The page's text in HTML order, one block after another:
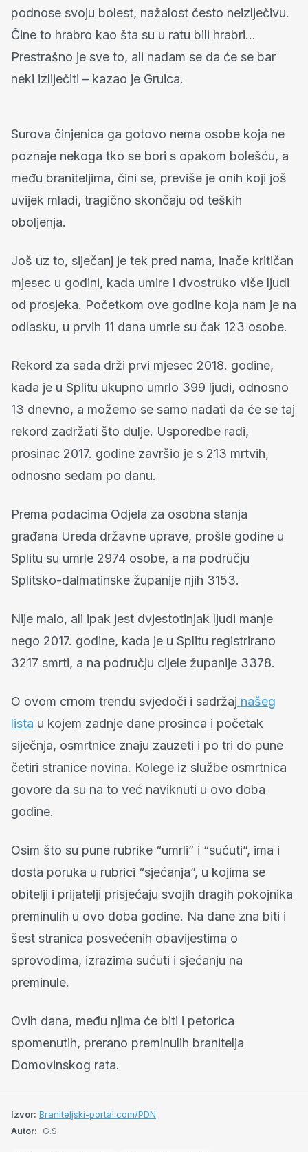
podnose svoju bolest, nažalost često neizlječivu.
Čine to hrabro kao šta su u ratu bili hrabri…
Prestrašno je sve to, ali nadam se da će se bar
neki izliječiti – kazao je Gruica.
Surova činjenica ga gotovo nema osobe koja ne
poznaje nekoga tko se bori s opakom bolešću, a
među braniteljima, čini se, previše je onih koji još
uvijek mladi, tragično skončaju od teških
oboljenja.
Još uz to, siječanj je tek pred nama, inače kritičan
mjesec u godini, kada umire i dvostruko više ljudi
od prosjeka. Početkom ove godine koja nam je na
odlasku, u prvih 11 dana umrle su čak 123 osobe.
Rekord za sada drži prvi mjesec 2018. godine,
kada je u Splitu ukupno umrlo 399 ljudi, odnosno
13 dnevno, a možemo se samo nadati da će se taj
rekord zadržati što dulje. Usporedbe radi,
prosinac 2017. godine završio je s 213 mrtvih,
odnosno sedam po danu.
Prema podacima Odjela za osobna stanja
građana Ureda državne uprave, prošle godine u
Splitu su umrle 2974 osobe, a na području
Splitsko-dalmatinske županije njih 3153.
Nije malo, ali ipak jest dvjestotinjak ljudi manje
nego 2017. godine, kada je u Splitu registrirano
3217 smrti, a na području cijele županije 3378.
O ovom crnom trendu svjedoči i sadržaj našeg
lista u kojem zadnje dane prosinca i početak
siječnja, osmrtnice znaju zauzeti i po tri do pune
četiri stranice novina. Kolege iz službe osmrtnica
govore da su na to već naviknuti u ovo doba
godine.
Osim što su pune rubrike “umrli” i “sućuti”, ima i
dosta poruka u rubrici “sjećanja”, u kojima se
obitelji i prijatelji prisjećaju svojih dragih pokojnika
preminulih u ovo doba godine. Na dane zna biti i
šest stranica posvećenih obavijestima o
sprovodima, izrazima sućuti i sjećanju na
preminule.
Ovih dana, među njima će biti i petorica
spomenutih, prerano preminulih branitelja
Domovinskog rata.
Izvor: Braniteljski-portal.com/PDN
Autor:
G.S.